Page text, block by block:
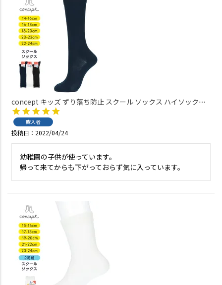
concept キッズ ずり落ち防止 スクール ソックス ハイソックス
足首パール編み かかと大きめ 直角ヒール 【365日最短翌日発送】
04415090
購入者
投稿日 2022/04/24
幼稚園の子供が使っています。
帰って来てからも下がっておらず気に入っています。